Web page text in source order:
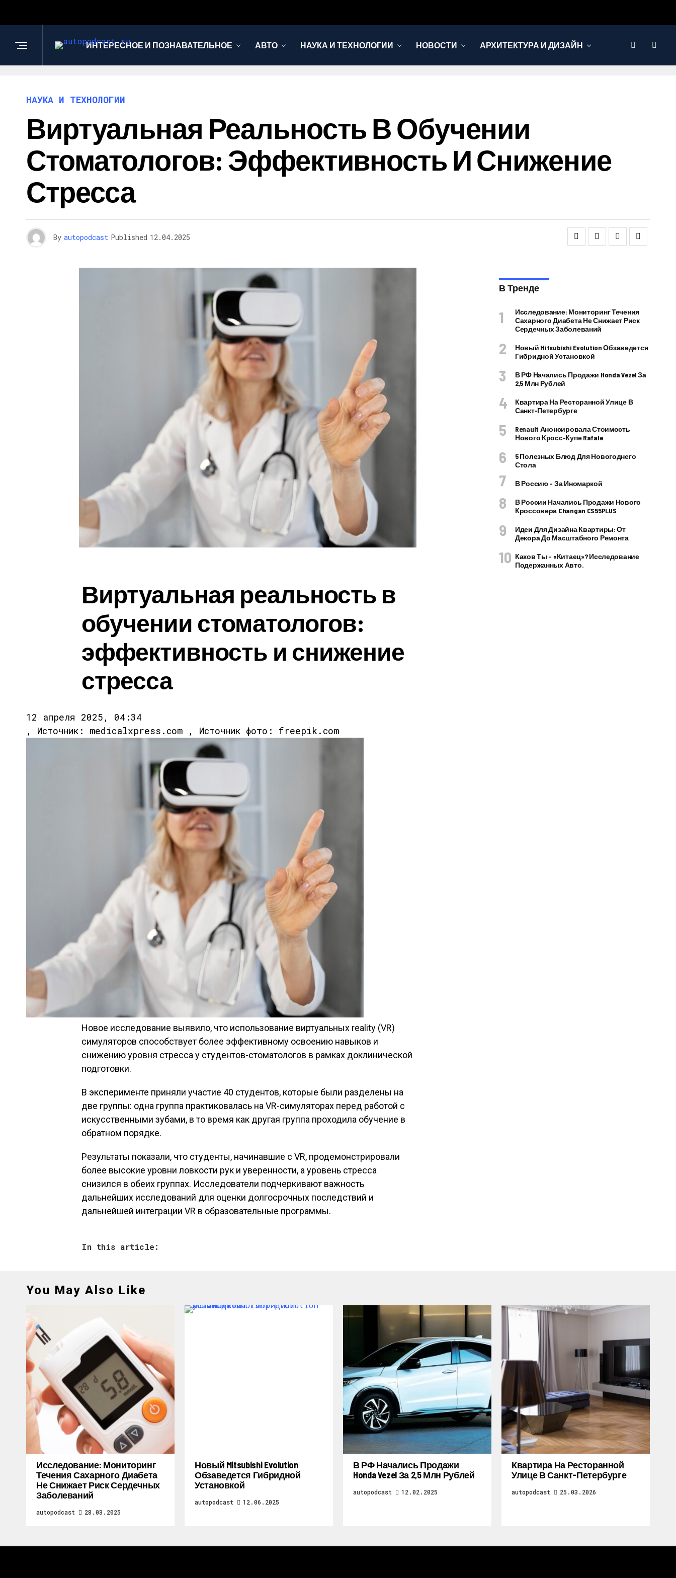
ИНТЕРЕСНОЕ И ПОЗНАВАТЕЛЬНОЕ АВТО НАУКА И ТЕХНОЛОГИИ НОВОСТИ АРХИТЕКТУРА И ДИЗАЙН
НАУКА И ТЕХНОЛОГИИ
Виртуальная Реальность В Обучении
Стоматологов: Эффективность И Снижение
Стресса
By autopodcast Published 12.04.2025
Виртуальная реальность в
обучении стоматологов:
эффективность и снижение
стресса
12 апреля 2025, 04:34
, Источник: medicalxpress.com , Источник фото: freepik.com
Новое исследование выявило, что использование виртуальных reality (VR)
симуляторов способствует более эффективному освоению навыков и
снижению уровня стресса у студентов-стоматологов в рамках доклинической
подготовки.
В эксперименте приняли участие 40 студентов, которые были разделены на
две группы: одна группа практиковалась на VR-симуляторах перед работой с
искусственными зубами, в то время как другая группа проходила обучение в
обратном порядке.
Результаты показали, что студенты, начинавшие с VR, продемонстрировали
более высокие уровни ловкости рук и уверенности, а уровень стресса
снизился в обеих группах. Исследователи подчеркивают важность
дальнейших исследований для оценки долгосрочных последствий и
дальнейшей интеграции VR в образовательные программы.
In this article:
В Тренде
Исследование: Мониторинг Течения
Сахарного Диабета Не Снижает Риск
Сердечных Заболеваний
Новый Mitsubishi Evolution Обзаведется
Гибридной Установкой
В РФ Начались Продажи Honda Vezel За
2,5 Млн Рублей
Квартира На Ресторанной Улице В
Санкт-Петербурге
Renault Анонсировала Стоимость
Нового Кросс-Купе Rafale
5 Полезных Блюд Для Новогоднего
Стола
В Россию – За Иномаркой
В России Начались Продажи Нового
Кроссовера Changan CS55PLUS
Идеи Для Дизайна Квартиры: От
Декора До Масштабного Ремонта
Каков Ты – «китаец»? Исследование
Подержанных Авто.
You May Also Like
Исследование: Мониторинг
Течения Сахарного Диабета
Не Снижает Риск Сердечных
Заболеваний
autopodcast 28.03.2025
Новый Mitsubishi Evolution
Обзаведется Гибридной
Установкой
autopodcast 12.06.2025
В РФ Начались Продажи
Honda Vezel За 2,5 Млн Рублей
autopodcast 12.02.2025
Квартира На Ресторанной
Улице В Санкт-Петербурге
autopodcast 25.03.2026